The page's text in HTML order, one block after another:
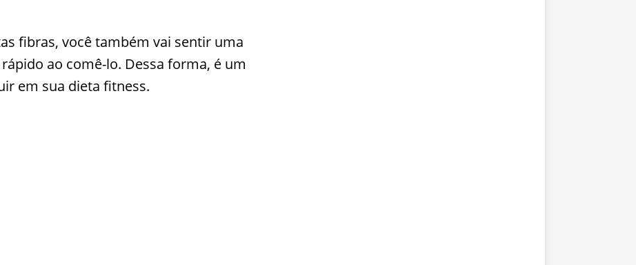
fibras, você também vai sentir uma
ao comê-lo. Dessa forma, é um
em sua dieta fitness.